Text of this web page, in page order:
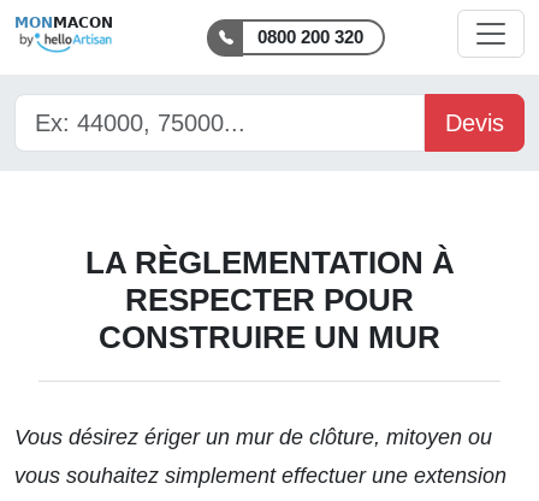
MON MACON
0800 200 320
Devis
LA RÈGLEMENTATION À
RESPECTER POUR
CONSTRUIRE UN MUR
Vous désirez ériger un mur de clôture, mitoyen ou
vous souhaitez simplement effectuer une extension